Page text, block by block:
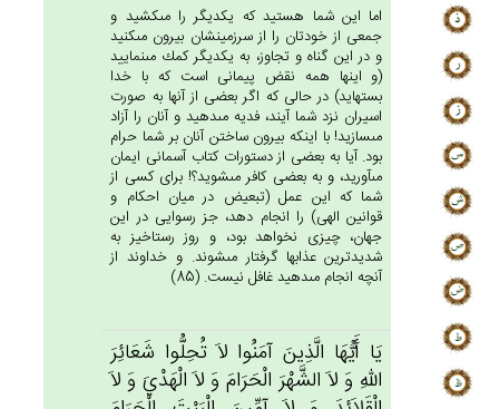
اما اين شما هستيد كه يكديگر را مى‏كشيد و
جمعى از خودتان را از سرزمينشان بيرون مى‏كنيد
و در اين گناه و تجاوز، به يكديگر كمك مى‏نماييد
(و اينها همه نقض پيمانى است كه با خدا
بسته‏ايد) در حالى كه اگر بعضى از آنها به صورت
اسيران نزد شما آيند، فديه مى‏دهيد و آنان را آزاد
مى‏سازيد! با اينكه بيرون ساختن آنان بر شما حرام
بود. آيا به بعضى از دستورات كتاب آسمانى ايمان
مى‏آوريد، و به بعضى كافر مى‏شويد؟! براى كسى از
شما كه اين عمل (تبعيض در ميان احكام و
قوانين الهى) را انجام دهد، جز رسوايى در اين
جهان، چيزى نخواهد بود، و روز رستاخيز به
شديدترين عذابها گرفتار مى‏شوند. و خداوند از
آنچه انجام مى‏دهيد غافل نيست. (85)
يَا أَيُّهَا الَّذِين‌َ آمَنُوا لاَ تُحِلُّوا شَعَائِرَ
الله‌ِ وَ لاَ الشَّهْرَ الْحَرَام‌َ وَ لاَ الْهَدْي‌َ وَ لاَ